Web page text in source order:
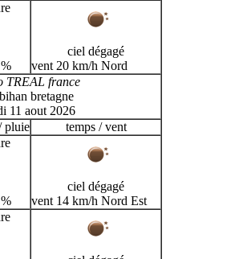
ciel dégagé
vent 20 km/h Nord
TREAL france
bretagne
11 aout 2026
pluie temps / vent
ciel dégagé
vent 14 km/h Nord Est